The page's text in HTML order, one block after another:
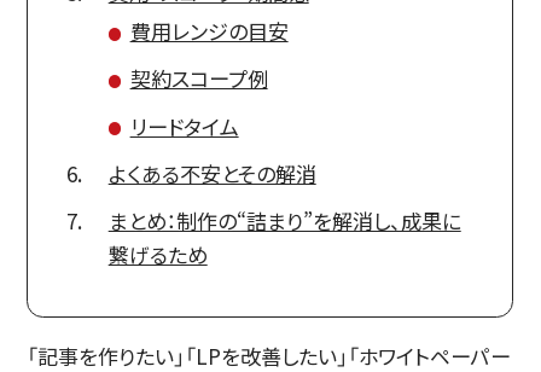
費用レンジの目安
契約スコープ例
リードタイム
よくある不安とその解消
まとめ：制作の“詰まり”を解消し、成果に
繋げるため
「記事を作りたい」「LPを改善したい」「ホワイトペーパー